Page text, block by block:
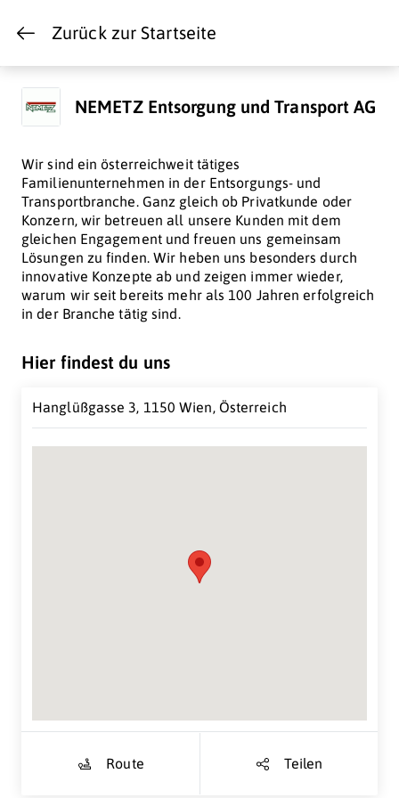
Zurück zur Startseite
NEMETZ Entsorgung und Transport AG
Wir sind ein österreichweit tätiges
Familienunternehmen in der Entsorgungs- und
Transportbranche. Ganz gleich ob Privatkunde oder
Konzern, wir betreuen all unsere Kunden mit dem
gleichen Engagement und freuen uns gemeinsam
Lösungen zu finden. Wir heben uns besonders durch
innovative Konzepte ab und zeigen immer wieder,
warum wir seit bereits mehr als 100 Jahren erfolgreich
in der Branche tätig sind.
Hier findest du uns
Hanglüßgasse 3, 1150 Wien, Österreich
Route Teilen